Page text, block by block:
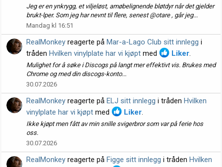
Jeg er en ynkrygg, et viljeløst, amøbelignende bløtdyr når det gjelder
brukt-lper. Som jeg har nevnt til flere, senest @otare , går jeg...
Mandag kl 16:51
RealMonkey reagerte på Mar-a-Lago Club sitt innlegg i
tråden Hvilken vinylplate har vi kjøpt med Liker.
Mulighet for å søke i Discogs på langt mer effektivt vis. Brukes med
Chrome og med din discogs-konto...
30.07.2026
RealMonkey reagerte på ELJ sitt innlegg i tråden Hvilken
vinylplate har vi kjøpt med Liker.
Ikke kjøpt men fått av min snille svigerbror som var på ferie hos
oss.
30.07.2026
RealMonkey reagerte på Figge sitt innlegg i tråden Hvilken